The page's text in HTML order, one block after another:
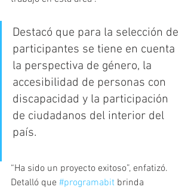
Destacó que para la selección de
participantes se tiene en cuenta
la perspectiva de género, la
accesibilidad de personas con
discapacidad y la participación
de ciudadanos del interior del
país.
“Ha sido un proyecto exitoso”, enfatizó.
Detalló que #programabit brinda